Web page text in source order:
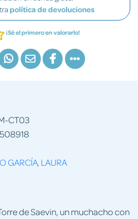
política de devoluciones
¡Sé el primero en valorarlo!
de Saevin, un muchacho con
CT03
GARCÍA, LAURA